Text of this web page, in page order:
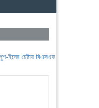
বিএসএফ, পণ্ড করছে বিজিবি